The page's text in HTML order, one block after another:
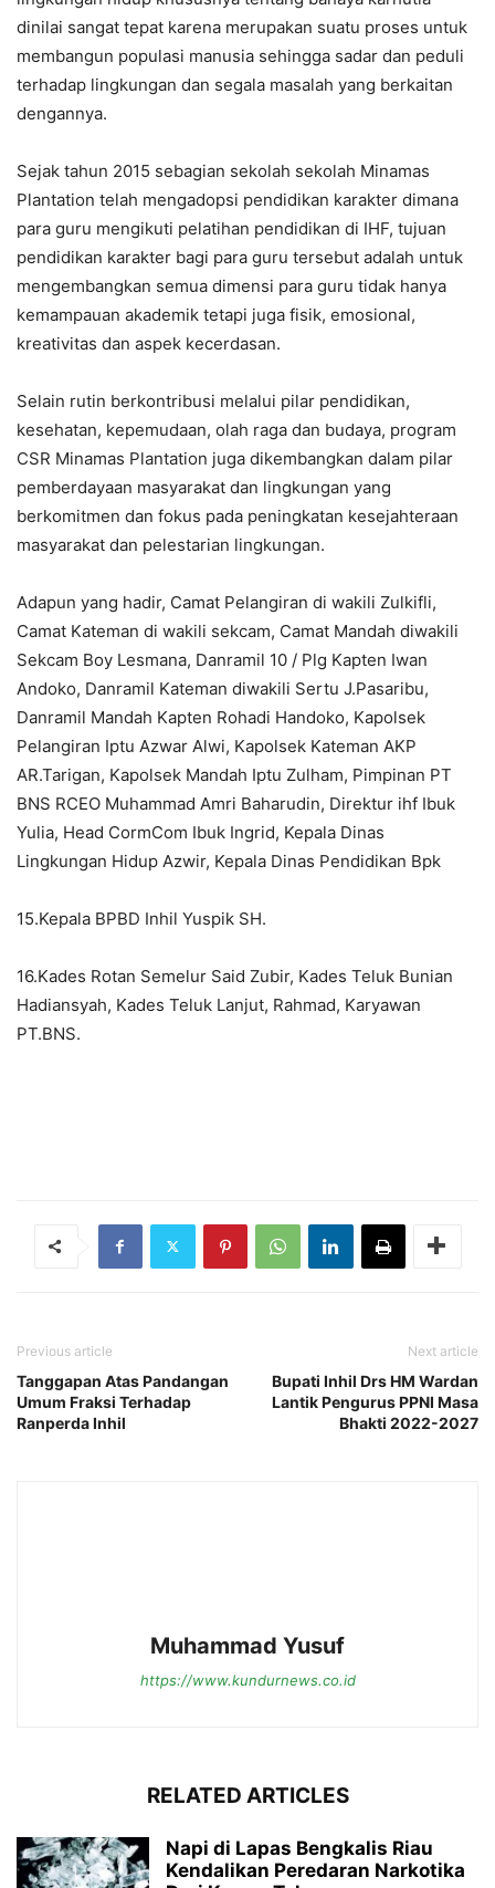
dinilai sangat tepat karena merupakan suatu proses untuk
membangun populasi manusia sehingga sadar dan peduli
terhadap lingkungan dan segala masalah yang berkaitan
dengannya.
Sejak tahun 2015 sebagian sekolah sekolah Minamas
Plantation telah mengadopsi pendidikan karakter dimana
para guru mengikuti pelatihan pendidikan di IHF, tujuan
pendidikan karakter bagi para guru tersebut adalah untuk
mengembangkan semua dimensi para guru tidak hanya
kemampauan akademik tetapi juga fisik, emosional,
kreativitas dan aspek kecerdasan.
Selain rutin berkontribusi melalui pilar pendidikan,
kesehatan, kepemudaan, olah raga dan budaya, program
CSR Minamas Plantation juga dikembangkan dalam pilar
pemberdayaan masyarakat dan lingkungan yang
berkomitmen dan fokus pada peningkatan kesejahteraan
masyarakat dan pelestarian lingkungan.
Adapun yang hadir, Camat Pelangiran di wakili Zulkifli,
Camat Kateman di wakili sekcam, Camat Mandah diwakili
Sekcam Boy Lesmana, Danramil 10 / Plg Kapten Iwan
Andoko, Danramil Kateman diwakili Sertu J.Pasaribu,
Danramil Mandah Kapten Rohadi Handoko, Kapolsek
Pelangiran Iptu Azwar Alwi, Kapolsek Kateman AKP
AR.Tarigan, Kapolsek Mandah Iptu Zulham, Pimpinan PT
BNS RCEO Muhammad Amri Baharudin, Direktur ihf Ibuk
Yulia, Head CormCom Ibuk Ingrid, Kepala Dinas
Lingkungan Hidup Azwir, Kepala Dinas Pendidikan Bpk
15.Kepala BPBD Inhil Yuspik SH.
16.Kades Rotan Semelur Said Zubir, Kades Teluk Bunian
Hadiansyah, Kades Teluk Lanjut, Rahmad, Karyawan
PT.BNS.
Previous article
Tanggapan Atas Pandangan
Umum Fraksi Terhadap
Ranperda Inhil
Next article
Bupati Inhil Drs HM Wardan
Lantik Pengurus PPNI Masa
Bhakti 2022-2027
Muhammad Yusuf
https://www.kundurnews.co.id
RELATED ARTICLES
Napi di Lapas Bengkalis Riau
Kendalikan Peredaran Narkotika